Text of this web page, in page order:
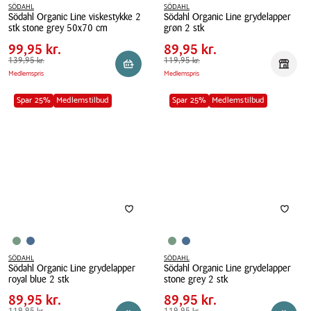
SÖDAHL
Södahl Organic Line viskestykke 2
stk stone grey 50x70 cm
Södahl
Organic
Line
viskestykke
Pris
tabel
Pris
99,95 kr.
Spar
40,00 kr.
Førpris
99,95 kr.
139,95 kr.
Medlemspris Reservér i butik
SÖDAHL
Södahl Organic Line grydelapper
grøn 2 stk
Södahl
Organic
Line
grydelapper
grøn
Pris
tabel
Pris
89,95 kr.
Spar
30,00 kr.
Førpris
89,95 kr.
119,95 kr.
Medlemspris
Spar 25% Medlemstilbud
SÖDAHL
Södahl Organic Line grydelapper
royal blue 2 stk
Södahl
Pris
tabel
Pris
89,95 kr.
Spar
30,00 kr.
89,95 kr.
Spar 25% Medlemstilbud
SÖDAHL
Södahl Organic Line grydelapper
stone grey 2 stk
Södahl
Pris
tabel
Pris
89,95 kr.
Spar
30,00 kr.
89,95 kr.